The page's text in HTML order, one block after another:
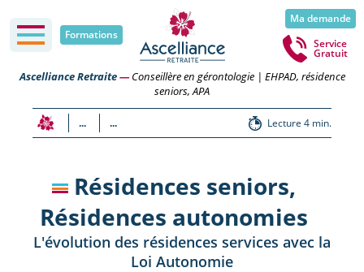
Formations
Ma demande
Service
Gratuit
Ascelliance Retraite—Conseillère en gérontologie | EHPAD, résidence
seniors, APA
... ... Lecture 4 min.
Résidences seniors,
Résidences autonomies
L'évolution des résidences services avec la
Loi Autonomie